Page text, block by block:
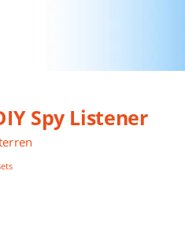
Spy Listener